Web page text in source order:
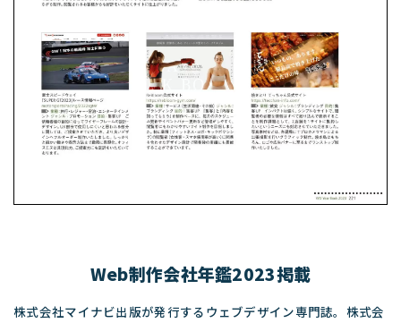
Web制作会社年鑑2023掲載
株式会社マイナビ出版が発行するウェブデザイン専門誌。株式会